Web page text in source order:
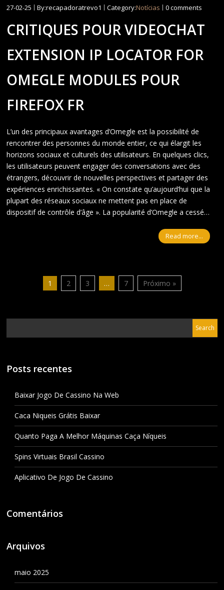
27-02-25 By:recapadoratrevo1 Category:Notícias 0 comments
CRITIQUES POUR VIDEOCHAT
EXTENSION IP LOCATOR FOR
OMEGLE MODULES POUR
FIREFOX FR
L’un des principaux avantages d’Omegle est la possibilité de
rencontrer des personnes du monde entier, ce qui élargit les
horizons sociaux et culturels des utilisateurs. En quelques clics,
les utilisateurs peuvent engager des conversations avec des
étrangers, découvrir de nouvelles perspectives et partager des
expériences enrichissantes. « On constate qu’aujourd’hui que la
plupart des réseaux sociaux ne mettent pas en place de
dispositif de contrôle d’âge ». La popularité d’Omegle a cessé…
Read more...
1 2 3 … 7 Próximo »
Posts recentes
Baixar Jogo De Cassino Na Web
Caca Niqueis Grátis Baixar
Quanto Paga A Melhor Máquinas Caça Níqueis
Spins Virtuais Brasil Cassino
Aplicativo De Jogo De Cassino
Comentários
Arquivos
maio 2025